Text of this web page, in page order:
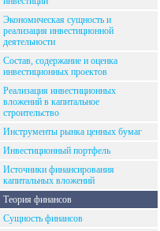
Экономическая сущность и
реализация инвестиционной
деятельности
Состав, содержание и оценка
инвестиционных проектов
Реализация инвестиционных
вложений в капитальное
строительство
Инструменты рынка ценных бумаг
Инвестиционный портфель
Источники финансирования
капитальных вложений
Теория финансов
Сущность финансов